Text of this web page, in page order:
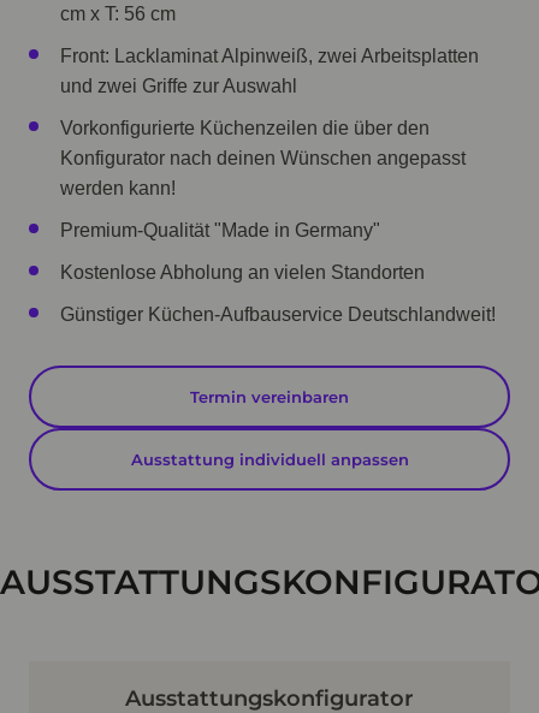
cm x T: 56 cm
Front: Lacklaminat Alpinweiß, zwei Arbeitsplatten
und zwei Griffe zur Auswahl
Vorkonfigurierte Küchenzeilen die über den
Konfigurator nach deinen Wünschen angepasst
werden kann!
Premium-Qualität "Made in Germany"
Kostenlose Abholung an vielen Standorten
Günstiger Küchen-Aufbauservice Deutschlandweit!
Termin vereinbaren
Ausstattung individuell anpassen
Ausstattungskonfigurator